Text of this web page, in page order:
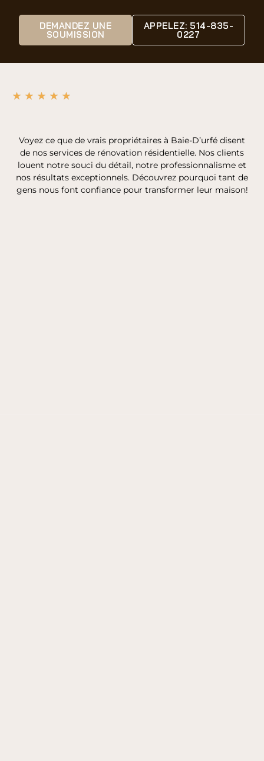
DEMANDEZ UNE
SOUMISSION
APPELEZ: 514-835-
0227
Voyez ce que de vrais propriétaires à Baie-D’urfé disent
de nos services de rénovation résidentielle. Nos clients
louent notre souci du détail, notre professionnalisme et
nos résultats exceptionnels. Découvrez pourquoi tant de
gens nous font confiance pour transformer leur maison!